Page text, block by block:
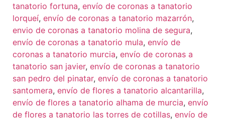
tanatorio fortuna, envío de coronas a tanatorio
lorqueí, envío de coronas a tanatorio mazarrón,
envio de coronas a tanatorio molina de segura,
envío de coronas a tanatorio mula, envío de
coronas a tanatorio murcia, envío de coronas a
tanatorio san javier, envío de coronas a tanatorio
san pedro del pinatar, envío de coronas a tanatorio
santomera, envío de flores a tanatorio alcantarilla,
envío de flores a tanatorio alhama de murcia, envío
de flores a tanatorio las torres de cotillas, envío de